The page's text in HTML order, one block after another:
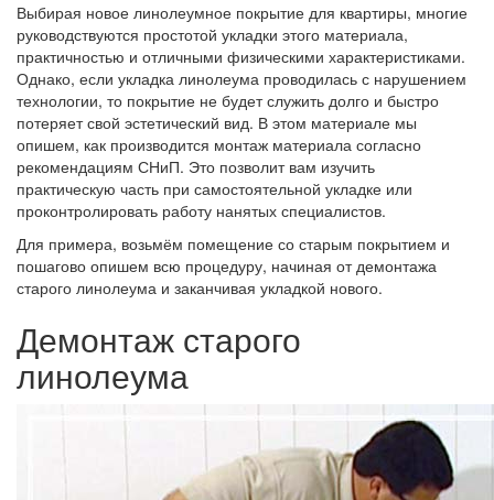
Выбирая новое линолеумное покрытие для квартиры, многие
руководствуются простотой укладки этого материала,
практичностью и отличными физическими характеристиками.
Однако, если укладка линолеума проводилась с нарушением
технологии, то покрытие не будет служить долго и быстро
потеряет свой эстетический вид. В этом материале мы
опишем, как производится монтаж материала согласно
рекомендациям СНиП. Это позволит вам изучить
практическую часть при самостоятельной укладке или
проконтролировать работу нанятых специалистов.
Для примера, возьмём помещение со старым покрытием и
пошагово опишем всю процедуру, начиная от демонтажа
старого линолеума и заканчивая укладкой нового.
Демонтаж старого
линолеума